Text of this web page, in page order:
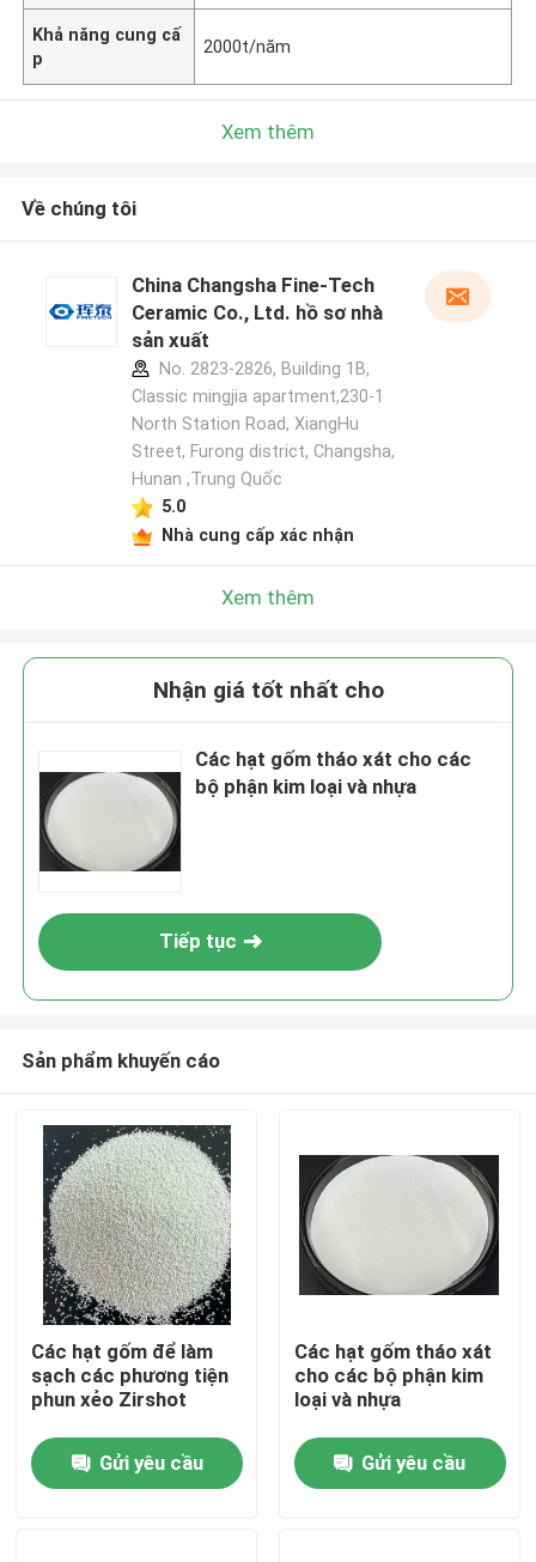
Nhà
Sản phẩm
Khả năng cung cấ
p
2000t/năm
Xem thêm
Về chúng tôi
China Changsha Fine-Tech
Ceramic Co., Ltd. hồ sơ nhà
sản xuất
No. 2823-2826, Building 1B,
Classic mingjia apartment,230-1
North Station Road, XiangHu
Street, Furong district, Changsha,
Hunan ,Trung Quốc
5.0
Nhà cung cấp xác nhận
Xem thêm
Nhận giá tốt nhất cho
Các hạt gốm tháo xát cho các
bộ phận kim loại và nhựa
Tiếp tục
Sản phẩm khuyến cáo
Các hạt gốm để làm
sạch các phương tiện
phun xẻo Zirshot
Gửi yêu cầu
Các hạt gốm tháo xát
cho các bộ phận kim
loại và nhựa
Gửi yêu cầu